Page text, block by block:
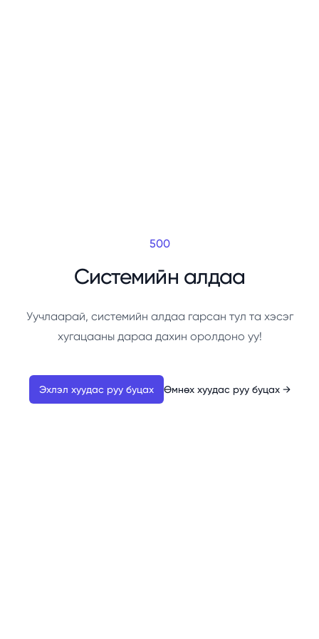
500
Системийн алдаа
Уучлаарай, системийн алдаа гарсан тул та хэсэг
хугацааны дараа дахин оролдоно уу!
Эхлэл хуудас руу буцах Өмнөх хуудас руу буцах →